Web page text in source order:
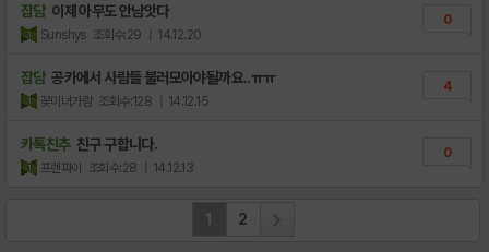
잡담 이제 아무도 안남앗다
Sunshys 조회수:29 | 14.12.20
0
잡담 공카에서 사람들 불러모아야될까요..ㅠㅠ
꽃미녀가람 조회수:128 | 14.12.15
4
카톡친추 친구 구합니다.
프렌파이 조회수:28 | 14.12.13
0
1 2